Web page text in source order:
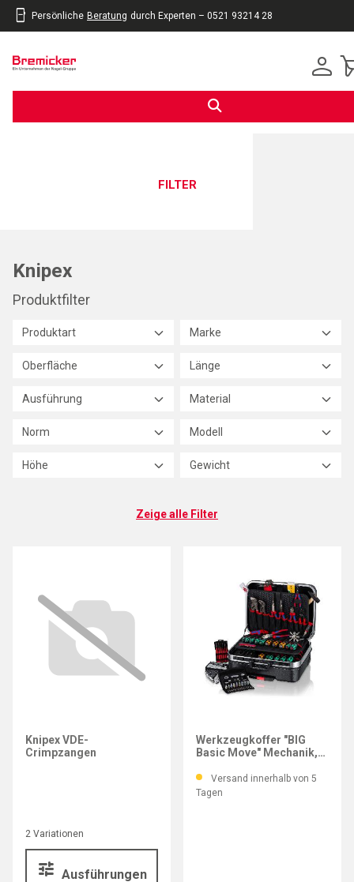
Persönliche Beratung durch Experten – 0521 93214 28
FILTER
Knipex
Produktfilter
Produktart Marke
Oberfläche Länge
Ausführung Material
Norm Modell
Höhe Gewicht
Zeige alle Filter
2 Variationen
Ausführungen
Knipex VDE-
Crimpzangen
Werkzeugkoffer "BIG
Basic Move" Mechanik,
RollenVersand innerhalb von 5
Tagen